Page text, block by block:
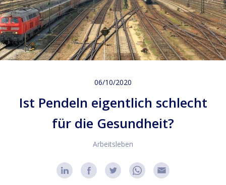
06/10/2020
Ist Pendeln eigentlich schlecht
für die Gesundheit?
Arbeitsleben